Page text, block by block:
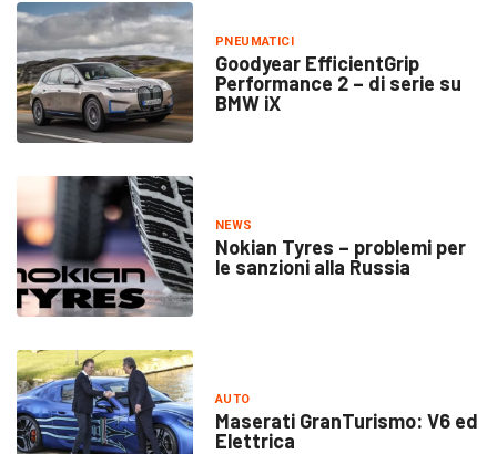
PNEUMATICI
Goodyear EfficientGrip
Performance 2 – di serie su
BMW iX
NEWS
Nokian Tyres – problemi per
le sanzioni alla Russia
AUTO
Maserati GranTurismo: V6 ed
Elettrica